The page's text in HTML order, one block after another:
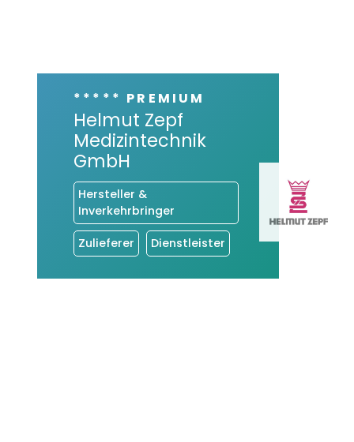
***** PREMIUM
Helmut Zepf
Medizintechnik
GmbH
Hersteller &
Inverkehrbringer
Zulieferer Dienstleister